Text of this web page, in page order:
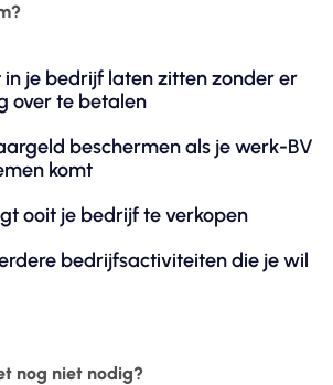
in je bedrijf laten zitten zonder er
over te betalen
beschermen als je werk-BV
komt
ooit je bedrijf te verkopen
bedrijfsactiviteiten die je wil
nog niet nodig?